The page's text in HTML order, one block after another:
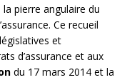
pierre angulaire du
Ce recueil
et
d’assurance et aux
du 17 mars 2014 et la